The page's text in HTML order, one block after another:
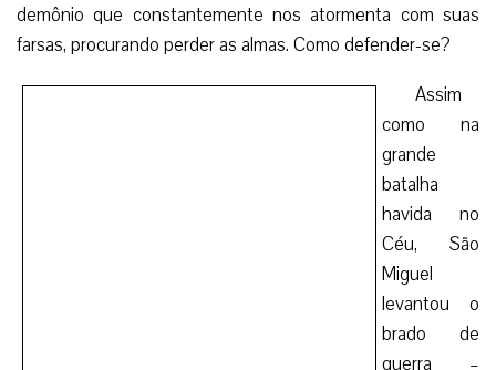
demônio que constantemente nos atormenta com suas
farsas, procurando perder as almas. Como defender-se?
Assim
como na
grande
batalha
havida no
Céu, São
Miguel
levantou o
brado de
guerra –